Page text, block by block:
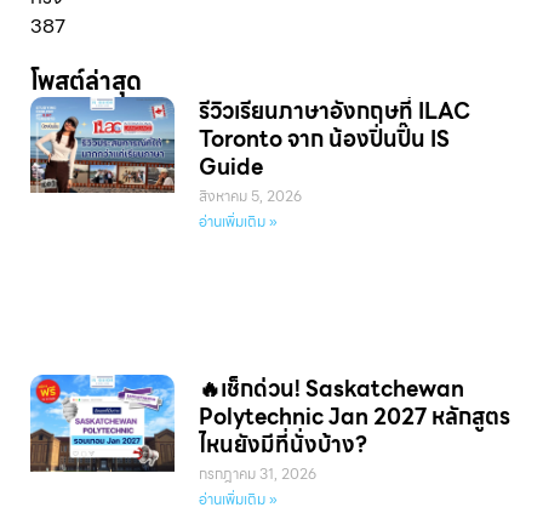
387
โพสต์ล่าสุด
รีวิวเรียนภาษาอังกฤษที่ ILAC
Toronto จาก น้องปิ่นปิ๊น IS
Guide
สิงหาคม 5, 2026
อ่านเพิ่มเติม »
🔥เช็กด่วน! Saskatchewan
Polytechnic Jan 2027 หลักสูตร
ไหนยังมีที่นั่งบ้าง?
กรกฎาคม 31, 2026
อ่านเพิ่มเติม »